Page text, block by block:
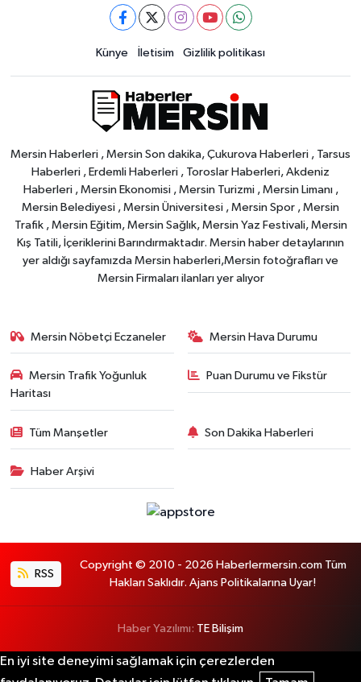
Künye İletisim Gizlilik politikası
Mersin Haberleri , Mersin Son dakika, Çukurova Haberleri , Tarsus
Haberleri , Erdemli Haberleri , Toroslar Haberleri, Akdeniz
Haberleri , Mersin Ekonomisi , Mersin Turizmi , Mersin Limanı ,
Mersin Belediyesi , Mersin Üniversitesi , Mersin Spor , Mersin
Trafik , Mersin Eğitim, Mersin Sağlık, Mersin Yaz Festivali, Mersin
Kış Tatili, İçeriklerini Barındırmaktadır. Mersin haber detaylarının
yer aldığı sayfamızda Mersin haberleri,Mersin fotoğrafları ve
Mersin Firmaları ilanları yer alıyor
Mersin Nöbetçi Eczaneler Mersin Hava Durumu
Mersin Trafik Yoğunluk
Haritası
Puan Durumu ve Fikstür
Tüm Manşetler Son Dakika Haberleri
Haber Arşivi
RSS
Copyright © 2010 - 2026 Haberlermersin.com Tüm
Hakları Saklıdır. Ajans Politikalarına Uyar!
Haber Yazılımı: TE Bilişim
En iyi site deneyimi sağlamak için çerezlerden